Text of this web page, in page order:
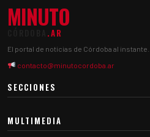
MINUTO
.AR
El portal de noticias de Córdoba al instante.
contacto@minutocordoba.ar
SECCIONES
MULTIMEDIA